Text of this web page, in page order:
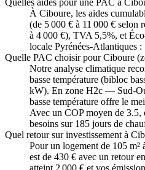
Quelles aides pour une PAC à
À Ciboure, les aides
(de 5 000 € à 11 000 € selon
à 4 000 €), TVA 5,5%, et
locale Pyrénées-Atlantiques :
Quelle PAC choisir pour Ciboure
Notre analyse climatique
basse température (bibloc
kW). En zone H2c — Sud-
basse température offre le
Avec un COP moyen de
besoins sur 185 jours de
Quel retour sur investissement à
Pour un logement de 105
est de 430 € avec un retour